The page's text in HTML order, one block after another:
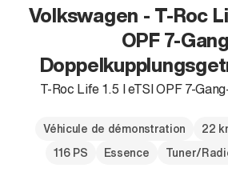
Volkswagen - T-Roc
OPF 7-
T-Roc Life 1.5 l eTSI OPF 7-
Véhicule de démonstration 22
116 PS
Essence Tuner/